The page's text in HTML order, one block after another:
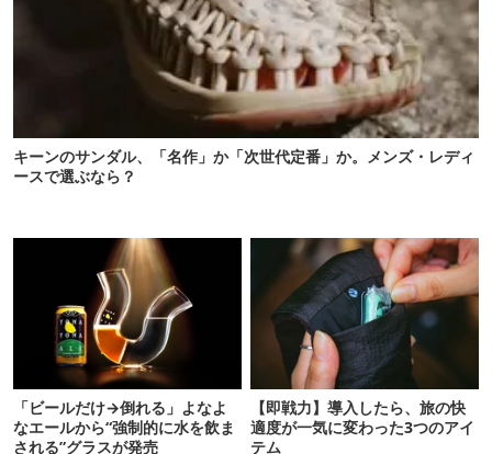
キーンのサンダル、「名作」か「次世代定番」か。メンズ・レディ
ースで選ぶなら？
「ビールだけ→倒れる」よなよ
なエールから“強制的に水を飲ま
される”グラスが発売
【即戦力】導入したら、旅の快
適度が一気に変わった3つのアイ
テム